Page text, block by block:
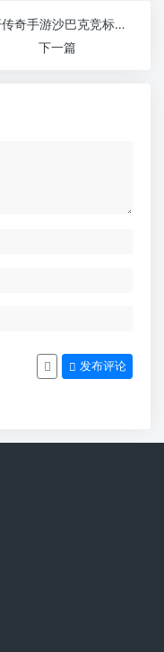
新开传奇手游沙巴克竞标过程
下一篇
发布评论